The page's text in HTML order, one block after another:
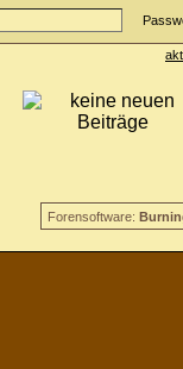
Forensoftware: